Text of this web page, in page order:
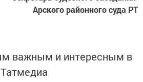
Арского районного суда РТ
Татмедиа